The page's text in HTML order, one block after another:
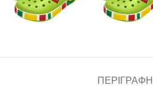
ΠΕΡΙΓΡΑΦΉ